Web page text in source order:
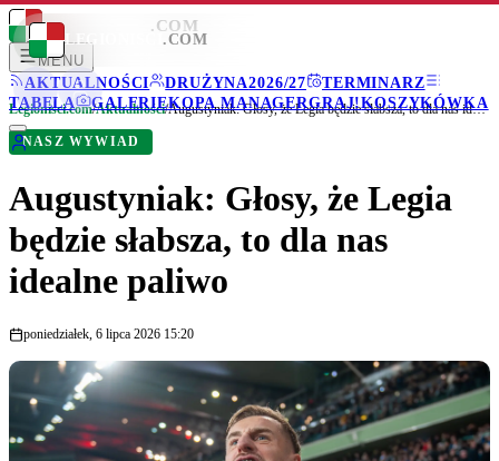
LEGIONISCI .COM
MENU
AKTUALNOŚCI
DRUŻYNA2026/27
TERMINARZ
TABELA
GALERIEKOPA MANAGERGRAJ!KOSZYKÓWKA
LEGIONISCI .COM
Legionisci.com/Aktualności/ Augustyniak: Głosy, że Legia będzie słabsza, to dla nas idealne paliwo
NASZ WYWIAD
Augustyniak: Głosy, że Legia
będzie słabsza, to dla nas
idealne paliwo
poniedziałek, 6 lipca 2026 15:20